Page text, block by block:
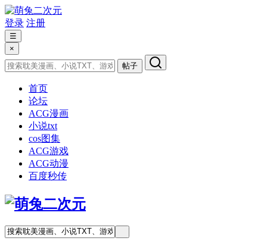
登录 注册
☰
×
帖子
首页
论坛
ACG漫画
小说txt
cos图集
ACG游戏
ACG动漫
百度秒传